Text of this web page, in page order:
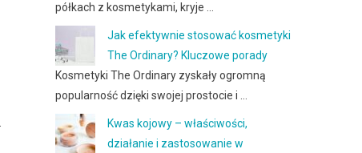
półkach z kosmetykami, kryje …
Jak efektywnie stosować kosmetyki
The Ordinary? Kluczowe porady
Kosmetyki The Ordinary zyskały ogromną
popularność dzięki swojej prostocie i …
Kwas kojowy – właściwości,
działanie i zastosowanie w